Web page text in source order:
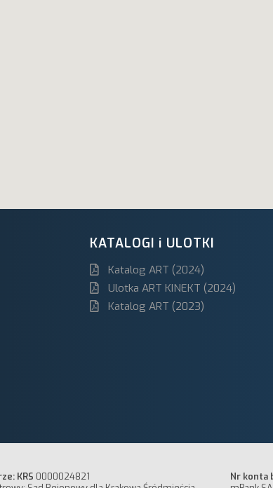
KATALOGI i ULOTKI
Katalog ART (2024)
Ulotka ART KINEKT (2024)
Katalog ART (2023)
KRS 0000024821
Nr konta